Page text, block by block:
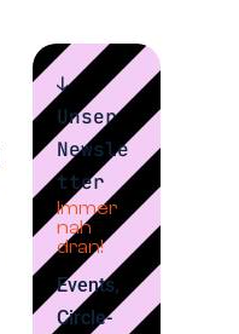
↓
Unser
Newsle
tter
Immer
nah
dran!
Events,
Circle-